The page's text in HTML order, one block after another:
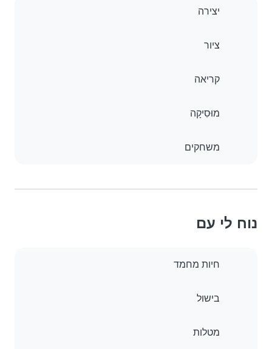
יצירה
ציור
קריאה
מוּסִיקָה
משחקים
נוח לי עם
חיות מחמד
בישול
מטלות